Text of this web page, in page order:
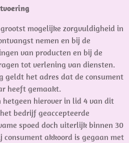
mogelijke zorgvuldigheid in
nemen en bij de
van producten en bij de
tot verlening van diensten.
geldt het adres dat de consument
heeft gemaakt.
hierover in lid 4 van dit
bedrijf geaccepteerde
spoed doch uiterlijk binnen 30
consument akkoord is gegaan met